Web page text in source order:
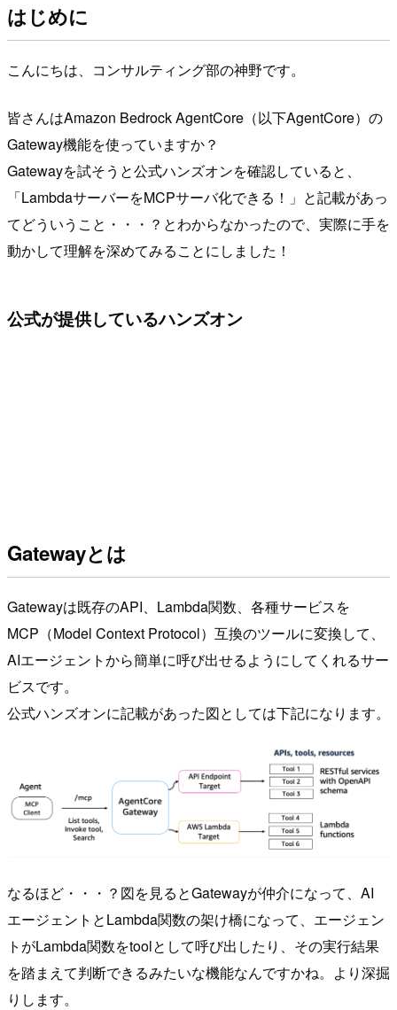
はじめに
こんにちは、コンサルティング部の神野です。
皆さんはAmazon Bedrock AgentCore（以下AgentCore）の
Gateway機能を使っていますか？
Gatewayを試そうと公式ハンズオンを確認していると、
「LambdaサーバーをMCPサーバ化できる！」と記載があっ
てどういうこと・・・？とわからなかったので、実際に手を
動かして理解を深めてみることにしました！
公式が提供しているハンズオン
Gatewayとは
Gatewayは既存のAPI、Lambda関数、各種サービスを
MCP（Model Context Protocol）互換のツールに変換して、
AIエージェントから簡単に呼び出せるようにしてくれるサー
ビスです。
公式ハンズオンに記載があった図としては下記になります。
なるほど・・・？図を見るとGatewayが仲介になって、AI
エージェントとLambda関数の架け橋になって、エージェン
トがLambda関数をtoolとして呼び出したり、その実行結果
を踏まえて判断できるみたいな機能なんですかね。より深掘
りします。